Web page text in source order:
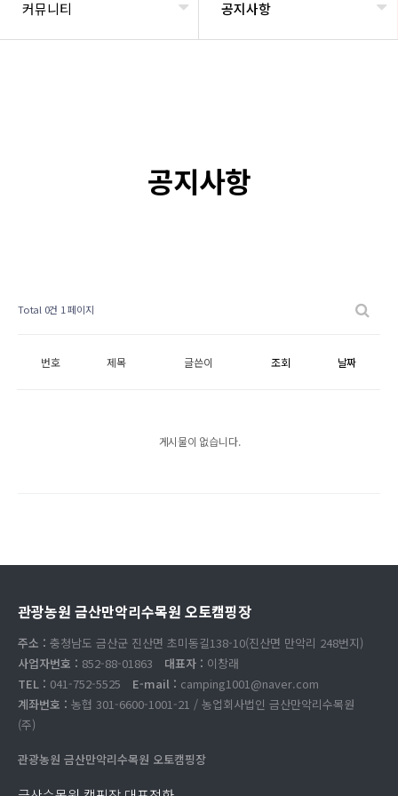
커뮤니티 공지사항
공지사항
Total 0건 1 페이지
번호 제목 글쓴이 조회 날짜
게시물이 없습니다.
관광농원 금산만악리수목원 오토캠핑장
주소 : 충청남도 금산군 진산면 초미동길138-10(진산면 만악리 248번지)
사업자번호 : 852-88-01863 대표자 : 이창래
TEL : 041-752-5525 E-mail : camping1001@naver.com
계좌번호 : 농협 301-6600-1001-21 / 농업회사법인 금산만악리수목원
(주)
관광농원 금산만악리수목원 오토캠핑장